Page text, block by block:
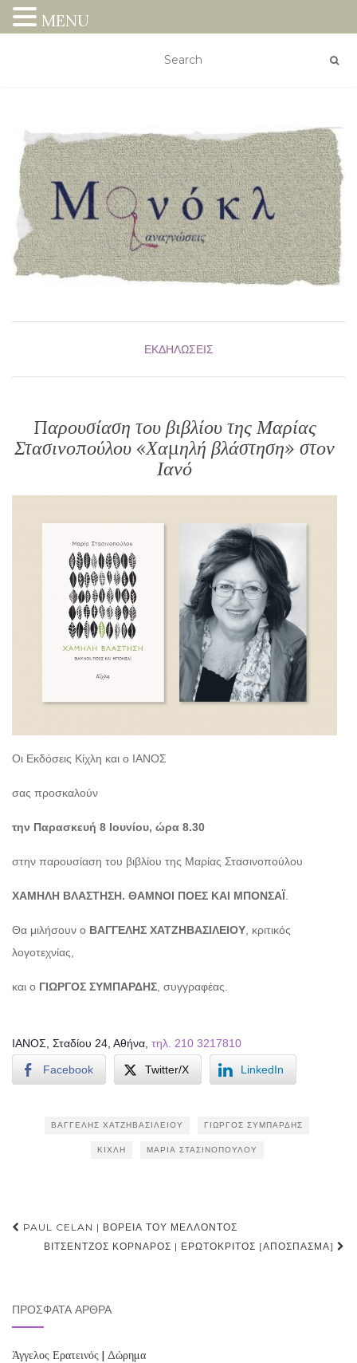
ΕΚΔΗΛΏΣΕΙΣ
Παρουσίαση του βιβλίου της Μαρίας
Στασινοπούλου «Χαμηλή βλάστηση» στον
Ιανό
Οι Εκδόσεις Κίχλη και ο ΙΑΝΟΣ
σας προσκαλούν
την Παρασκευή 8 Ιουνίου, ώρα 8.30
στην παρουσίαση του βιβλίου της Μαρίας Στασινοπούλου
ΧΑΜΗΛΗ ΒΛΑΣΤΗΣΗ. ΘΑΜΝΟΙ ΠΟΕΣ ΚΑΙ ΜΠΟΝΣΑΪ
Θα μιλήσουν ο ΒΑΓΓΕΛΗΣ ΧΑΤΖΗΒΑΣΙΛΕΙΟΥ , κριτικός
λογοτεχνίας,
και ο ΓΙΩΡΓΟΣ ΣΥΜΠΑΡΔΗΣ , συγγραφέας.
ΙΑΝΟΣ, Σταδίου 24, Αθήνα, τηλ. 210 3217810
Facebook Twitter/X LinkedIn
ΒΑΓΓΈΛΗΣ ΧΑΤΖΗΒΑΣΙΛΕΊΟΥ ΓΙΏΡΓΟΣ ΣΥΜΠΆΡΔΗΣ
ΚΊΧΛΗ ΜΑΡΊΑ ΣΤΑΣΙΝΟΠΟΎΛΟΥ
Post
navigation
PAUL CELAN | ΒΌΡΕΙΑ ΤΟΥ ΜΈΛΛΟΝΤΟΣ
ΒΙΤΣΈΝΤΖΟΣ ΚΟΡΝΆΡΟΣ | ΕΡΩΤΌΚΡΙΤΟΣ [ΑΠΌΣΠΑΣΜΑ]
ΠΡΌΣΦΑΤΑ ΆΡΘΡΑ
Άγγελος Ερατεινός | Δώρημα
MENU